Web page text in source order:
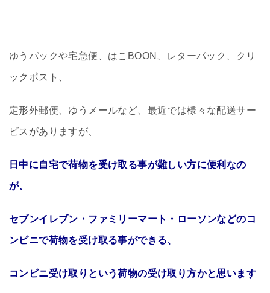
ゆうパックや宅急便、はこBOON、レターパック、クリ
ックポスト、
定形外郵便、ゆうメールなど、最近では様々な配送サー
ビスがありますが、
日中に自宅で荷物を受け取る事が難しい方に便利なの
が、
セブンイレブン・ファミリーマート・ローソンなどのコ
ンビニで荷物を受け取る事ができる、
コンビニ受け取りという荷物の受け取り方かと思います